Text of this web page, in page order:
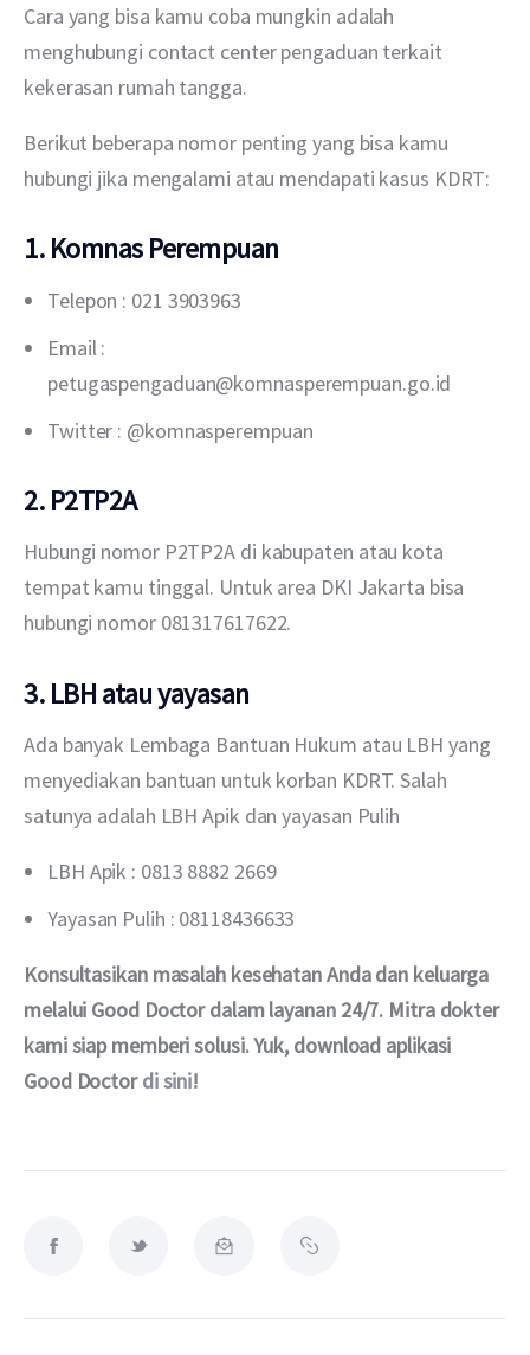
Cara yang bisa kamu coba mungkin adalah
menghubungi contact center pengaduan terkait
kekerasan rumah tangga.
Berikut beberapa nomor penting yang bisa kamu
hubungi jika mengalami atau mendapati kasus KDRT:
1. Komnas Perempuan
Telepon : 021 3903963
Email :
petugaspengaduan@komnasperempuan.go.id
Twitter : @komnasperempuan
2. P2TP2A
Hubungi nomor P2TP2A di kabupaten atau kota
tempat kamu tinggal. Untuk area DKI Jakarta bisa
hubungi nomor 081317617622.
3. LBH atau yayasan
Ada banyak Lembaga Bantuan Hukum atau LBH yang
menyediakan bantuan untuk korban KDRT. Salah
satunya adalah LBH Apik dan yayasan Pulih
LBH Apik : 0813 8882 2669
Yayasan Pulih : 08118436633
Konsultasikan masalah kesehatan Anda dan keluarga
melalui Good Doctor dalam layanan 24/7. Mitra dokter
kami siap memberi solusi. Yuk, download aplikasi
Good Doctor di sini!